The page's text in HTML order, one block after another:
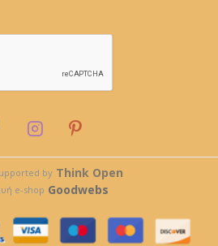
by Think Open
e-shop Goodwebs